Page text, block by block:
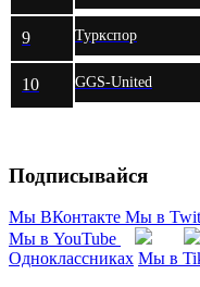
9 Туркспор
10 GGS-United
Подписывайся
Мы ВКонтакте Мы в
Мы в YouTube
Одноклассниках Мы в